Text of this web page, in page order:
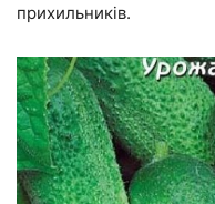
прихильників.